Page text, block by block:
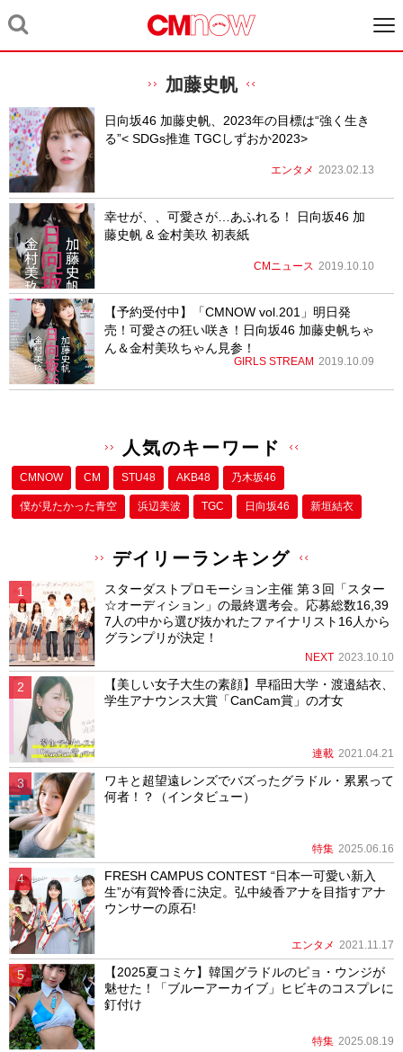
加藤史帆
日向坂46 加藤史帆、2023年の目標は“強く生き
る”< SDGs推進 TGCしずおか2023>
エンタメ 2023.02.13
幸せが、、可愛さが…あふれる！ 日向坂46 加
藤史帆 & 金村美玖 初表紙
CMニュース 2019.10.10
【予約受付中】「CMNOW vol.201」明日発
売！可愛さの狂い咲き！日向坂46 加藤史帆ちゃ
ん＆金村美玖ちゃん見参！
GIRLS STREAM 2019.10.09
人気のキーワード
CMNOW CM STU48 AKB48 乃木坂46
僕が⾒たかった⻘空 浜辺美波 TGC 日向坂46 新垣結衣
デイリーランキング
スターダストプロモーション主催 第３回「スター
☆オーディション」の最終選考会。応募総数16,39
7人の中から選び抜かれたファイナリスト16人から
グランプリが決定！
NEXT 2023.10.10
【美しい女子大生の素顔】早稲田大学・渡邉結衣、
学生アナウンス大賞「CanCam賞」の才女
連載 2021.04.21
ワキと超望遠レンズでバズったグラドル・累累って
何者！？（インタビュー）
特集 2025.06.16
FRESH CAMPUS CONTEST “日本一可愛い新入
生”が有賀怜香に決定。弘中綾香アナを目指すアナ
ウンサーの原石!
エンタメ 2021.11.17
【2025夏コミケ】韓国グラドルのピョ・ウンジが
魅せた！「ブルーアーカイブ」ヒビキのコスプレに
釘付け
特集 2025.08.19